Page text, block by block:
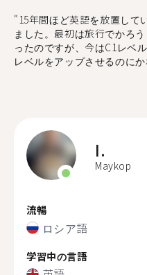
"15年間ほど英語を放置して
ました。最初は旅行でかろ
ったのですが、今はC1レベ
レベルをアップさせるのに
I.
Maykop
流暢
ロシア語
学習中の言語